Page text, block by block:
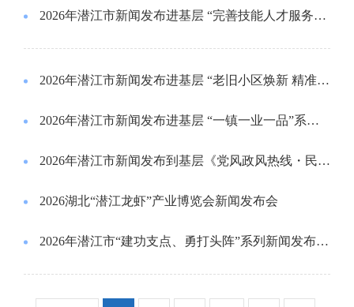
2026年潜江市新闻发布进基层 “完善技能人才服务体系，做实基层就业服务”新闻发布会现场实录
2026年潜江市新闻发布进基层 “老旧小区焕新 精准服务惠民” 新闻发布会现场实录
2026年潜江市新闻发布进基层 “一镇一业一品”系列新闻发布会浩口镇专场
2026年潜江市新闻发布到基层《党风政风热线・民生面对面》系列新闻发布会第一场
2026湖北“潜江龙虾”产业博览会新闻发布会
2026年潜江市“建功支点、勇打头阵”系列新闻发布会第八场